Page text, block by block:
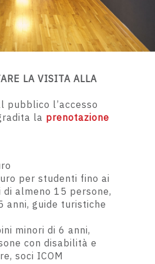
LA VISITA ALLA
pubblico l’accesso
la prenotazione
per studenti fino ai
di almeno 15 persone,
anni, guide turistiche
minori di 6 anni,
con disabilità e
, soci ICOM